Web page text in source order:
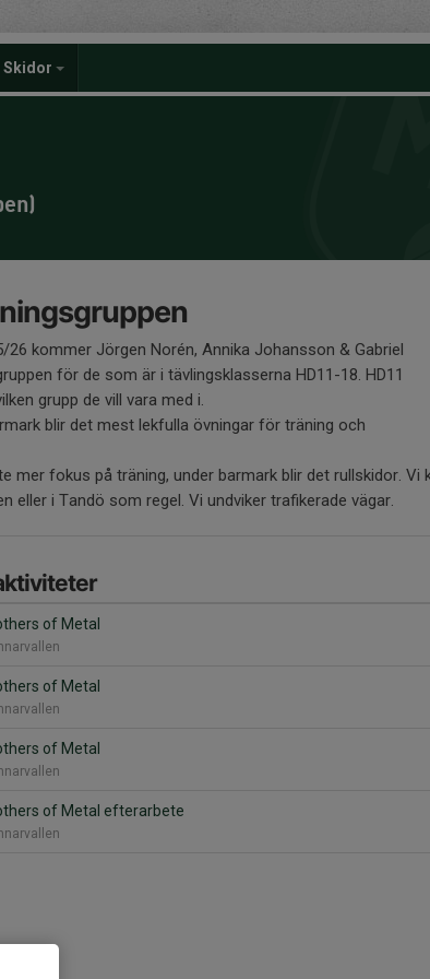
Skidor
26 kommer Jörgen Norén, Annika Johansson & Gabriel
för de som är i tävlingsklasserna HD11-18. HD11
grupp de vill vara med i.
blir det mest lekfulla övningar för träning och
mer fokus på träning, under barmark blir det rullskidor. Vi
eller i Tandö som regel. Vi undviker trafikerade vägar.
of Metal
of Metal
of Metal
of Metal efterarbete